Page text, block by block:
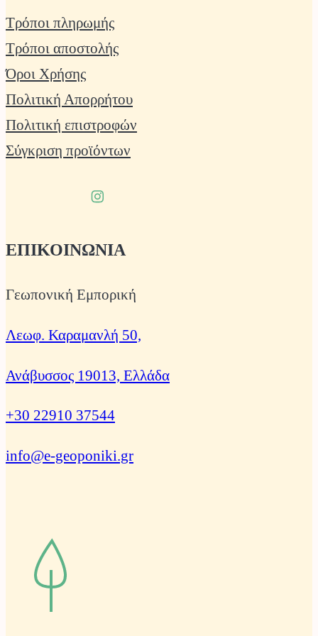
Τρόποι πληρωμής
Τρόποι αποστολής
Όροι Χρήσης
Πολιτική Απορρήτου
Πολιτική επιστροφών
Σύγκριση προϊόντων
ΕΠΙΚΟΙΝΩΝΙΑ
Γεωπονική Εμπορική
Λεωφ. Καραμανλή 50,
Ανάβυσσος 19013, Ελλάδα
+30 22910 37544
info@e-geoponiki.gr